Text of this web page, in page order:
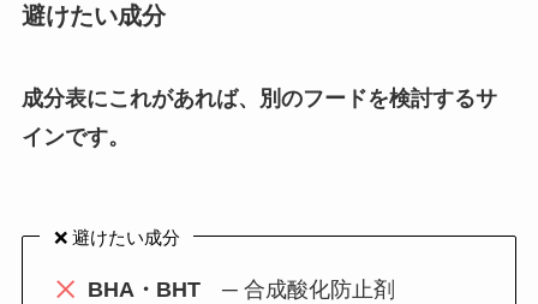
避けたい成分
成分表にこれがあれば、別のフードを検討するサ
インです。
❌ 避けたい成分
BHA・BHT─ 合成酸化防止剤